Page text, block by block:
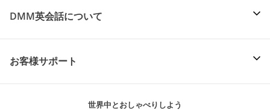
DMM英会話について
お客様サポート
世界中とおしゃべりしよう